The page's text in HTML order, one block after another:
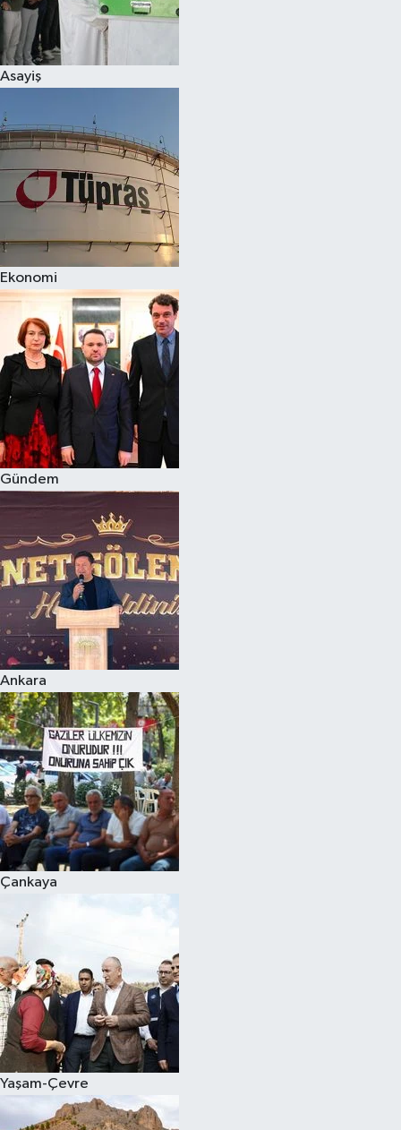
Asayiş
Ekonomi
Gündem
Ankara
Çankaya
Yaşam-Çevre
Spor
Çocuk
Eğitim
Hava Durumu
Kim kimdir?
Kültür Sanat
Sağlık
Siyaset
Teknoloji
Televizyon
Yaşam-Çevre